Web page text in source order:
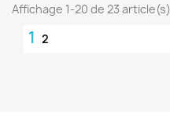
Affichage 1-20 de 23 article(s)
1 2